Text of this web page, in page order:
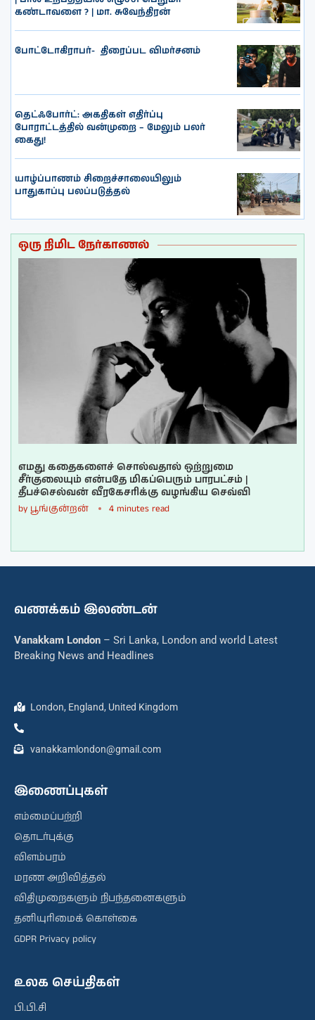
கண்டாவளை ? | மா. சுவேந்திரன்
போட்டோகிராபர்- ‌ திரைப்பட விமர்சனம்
தெட்ஃபோர்ட்: அகதிகள் எதிர்ப்பு
போராட்டத்தில் வன்முறை – மேலும் பலர்
கைது!
யாழ்ப்பாணம் சிறைச்சாலையிலும்
பாதுகாப்பு பலப்படுத்தல்
ஒரு நிமிட நேர்காணல்
எமது கதைகளைச் சொல்வதால் ஒற்றுமை
சீர்குலையும் என்பதே மிகப்பெரும் பாரபட்சம் |
தீபச்செல்வன் வீரகேசரிக்கு வழங்கிய செவ்வி
by பூங்குன்றன் 4 minutes read
வணக்கம் இலண்டன்
Vanakkam London – Sri Lanka, London and world Latest
Breaking News and Headlines
London, England, United Kingdom
vanakkamlondon@gmail.com
இணைப்புகள்
எம்மைப்பற்றி
தொடர்புக்கு
விளம்பரம்
மரண அறிவித்தல்
விதிமுறைகளும் நிபந்தனைகளும்
தனியுரிமைக் கொள்கை
GDPR Privacy policy
உலக செய்திகள்
பி.பி.சி